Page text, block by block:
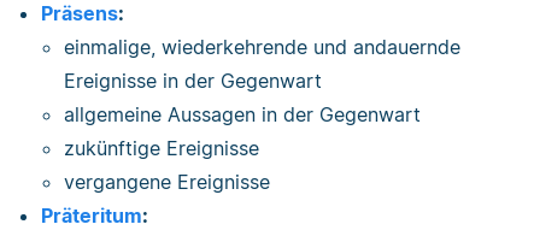
Präsens:
einmalige, wiederkehrende und andauernde
Ereignisse in der Gegenwart
allgemeine Aussagen in der Gegenwart
zukünftige Ereignisse
vergangene Ereignisse
Präteritum: